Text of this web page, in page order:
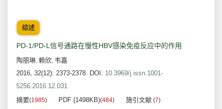
综述
PD-1/PD-L信号通路在慢性HBV感染免疫反应中的作用
陶丽琳, 赖欣, 韦嘉
2016, 32(12): 2373-2378. DOI: 10.3969/j.issn.1001-
5256.2016.12.031
摘要(1985) PDF (1498KB)(484) 施引文献 (7)